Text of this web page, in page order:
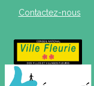
Contactez-nous